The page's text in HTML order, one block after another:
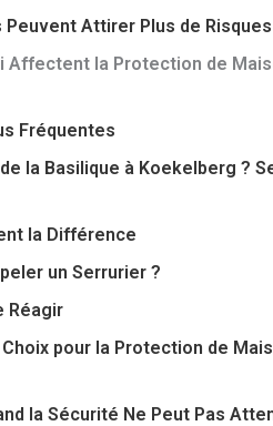
Attirer Plus de Risques
Affectent la Protection de
Fréquentes
la Basilique à Koekelberg ?
la Différence
un Serrurier ?
Réagir
pour la Protection de
la Sécurité Ne Peut Pas